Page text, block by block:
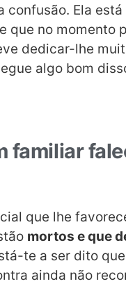
Ela
que no momento
dedicar-lhe
algo bom
familiar
que lhe
mortos e que
te a ser dito
ainda não